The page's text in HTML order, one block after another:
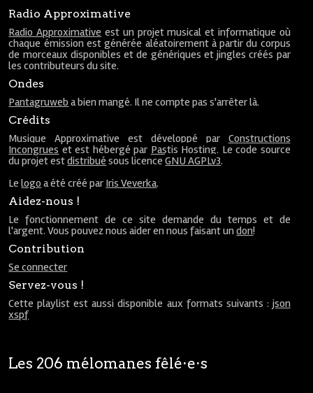
Radio Approximative
Radio Approximative est un projet musical et informatique où
chaque émission est générée aléatoirement à partir du corpus
de morceaux disponibles et de génériques et jingles créés par
les contributeurs du site.
Ondes
Pantagruweb a bien mangé. Il ne compte pas s'arrêter là.
Crédits
Musique Approximative est développé par Constructions
Incongrues et est hébergé par Pastis Hosting. Le code source
du projet estdistribué sous licenceGNU AGPLv3.
Lelogo a été créé par Iris Veverka.
Aidez-nous !
Le fonctionnement de ce site demande du temps et de
l'argent. Vous pouvez nous aider en nous faisant undon!
Contribution
Se connecter
Servez-vous !
Cette playlist est aussi disponible aux formats suivants : json
xspf
Les 206 mélomanes fêlé⋅e⋅s